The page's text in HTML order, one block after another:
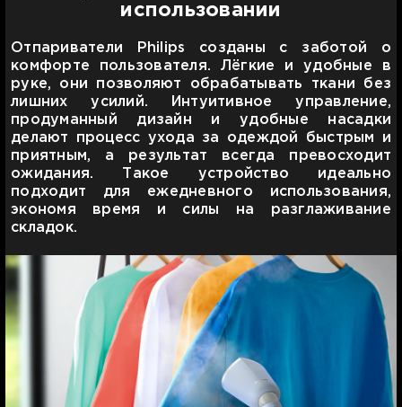
использовании
Отпариватели Philips созданы с заботой о
комфорте пользователя. Лёгкие и удобные в
руке, они позволяют обрабатывать ткани без
лишних усилий. Интуитивное управление,
продуманный дизайн и удобные насадки
делают процесс ухода за одеждой быстрым и
приятным, а результат всегда превосходит
ожидания. Такое устройство идеально
подходит для ежедневного использования,
экономя время и силы на разглаживание
складок.